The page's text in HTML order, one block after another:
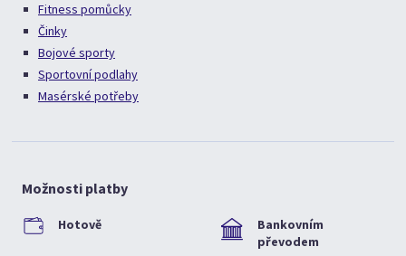
Fitness pomůcky
Činky
Bojové sporty
Sportovní podlahy
Masérské potřeby
Možnosti platby
Hotově
Bankovním
převodem